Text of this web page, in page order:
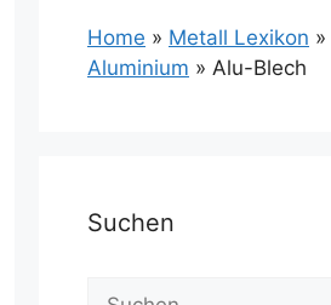
Home » Metall Lexikon »
Aluminium » Alu-Blech
Suchen
Suchen